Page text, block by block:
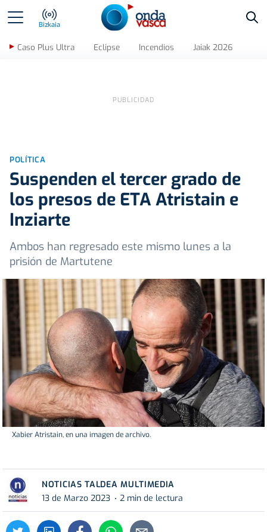
Bizkaia
Caso Plus Ultra Eclipse Incendios Jaiak 2026
POLÍTICA
Suspenden el tercer grado de
los presos de ETA Atristain e
Inziarte
Ambos han regresado este mismo lunes a la
prisión de Martutene
Xabier Atristain, en una imagen de archivo.
NOTICIAS TALDEA MULTIMEDIA
13 de Marzo 2023
2 min de lectura